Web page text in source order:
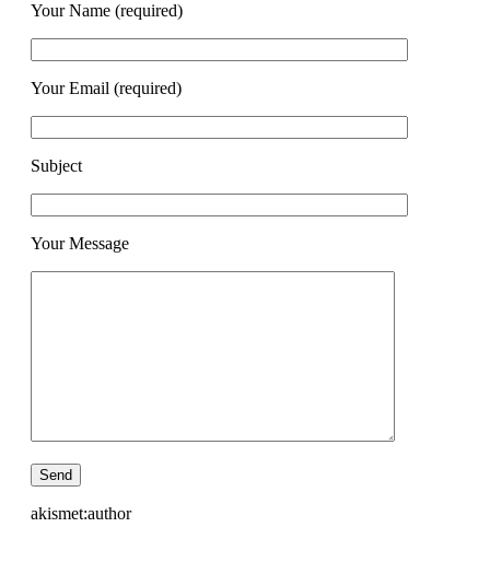
Your Name (required)
Your Email (required)
Subject
Your Message
akismet:author